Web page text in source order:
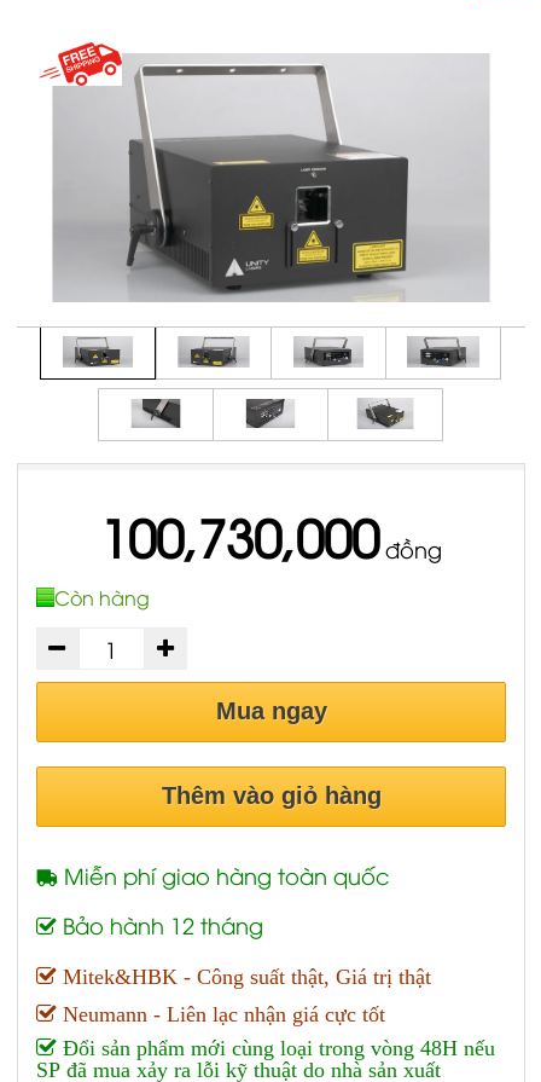
100,730,000đồng
Còn hàng
Mua ngay
Thêm vào giỏ hàng
Miễn phí giao hàng toàn quốc
Bảo hành 12 tháng
Mitek&HBK - Công suất thật, Giá trị thật
Neumann - Liên lạc nhận giá cực tốt
Đổi sản phẩm mới cùng loại trong vòng 48H nếu
SP đã mua xảy ra lỗi kỹ thuật do nhà sản xuất